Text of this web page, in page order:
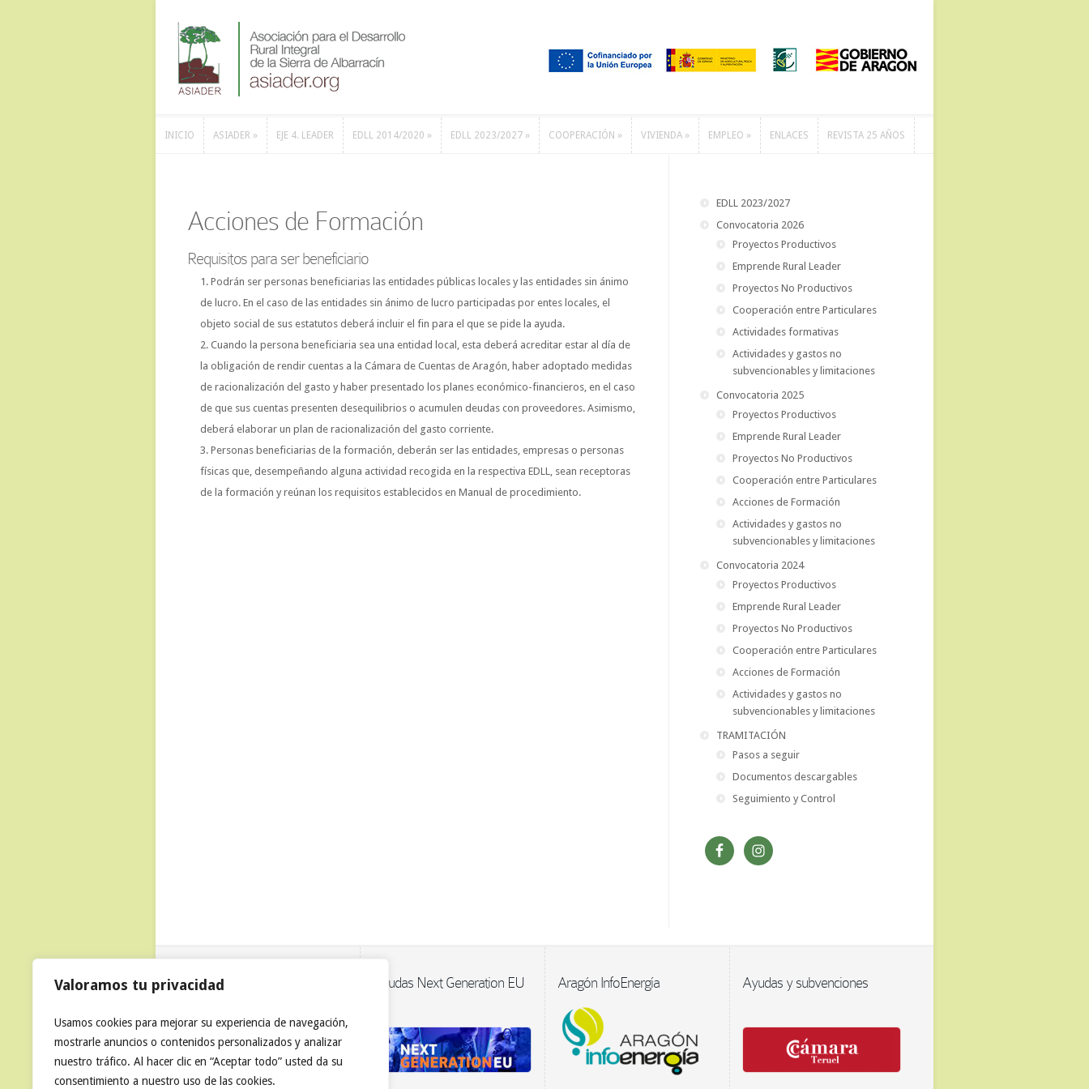
Valoramos tu privacidad
Usamos cookies para mejorar su experiencia de navegación,
mostrarle anuncios o contenidos personalizados y analizar
nuestro tráfico. Al hacer clic en “Aceptar todo” usted da su
consentimiento a nuestro uso de las cookies.
INICIO ASIADER » EJE 4. LEADER EDLL 2014/2020 » EDLL 2023/2027 » COOPERACIÓN » VIVIENDA » EMPLEO » ENLACES REVISTA 25 AÑOS
Acciones de Formación
Requisitos para ser beneficiario
Podrán ser personas beneficiarias las entidades públicas locales y las entidades sin ánimo
de lucro. En el caso de las entidades sin ánimo de lucro participadas por entes locales, el
objeto social de sus estatutos deberá incluir el fin para el que se pide la ayuda.
Cuando la persona beneficiaria sea una entidad local, esta deberá acreditar estar al día de
la obligación de rendir cuentas a la Cámara de Cuentas de Aragón, haber adoptado medidas
de racionalización del gasto y haber presentado los planes económico-financieros, en el caso
de que sus cuentas presenten desequilibrios o acumulen deudas con proveedores. Asimismo,
deberá elaborar un plan de racionalización del gasto corriente.
Personas beneficiarias de la formación, deberán ser las entidades, empresas o personas
físicas que, desempeñando alguna actividad recogida en la respectiva EDLL, sean receptoras
de la formación y reúnan los requisitos establecidos en Manual de procedimiento.
EDLL 2023/2027
Convocatoria 2026
Proyectos Productivos
Emprende Rural Leader
Proyectos No Productivos
Cooperación entre Particulares
Actividades formativas
Actividades y gastos no
subvencionables y limitaciones
Convocatoria 2025
Proyectos Productivos
Emprende Rural Leader
Proyectos No Productivos
Cooperación entre Particulares
Acciones de Formación
Actividades y gastos no
subvencionables y limitaciones
Convocatoria 2024
Proyectos Productivos
Emprende Rural Leader
Proyectos No Productivos
Cooperación entre Particulares
Acciones de Formación
Actividades y gastos no
subvencionables y limitaciones
TRAMITACIÓN
Pasos a seguir
Documentos descargables
Seguimiento y Control
Test de Marketing Pymes Ayudas Next Generation EU Aragón InfoEnergía Ayudas y subvenciones